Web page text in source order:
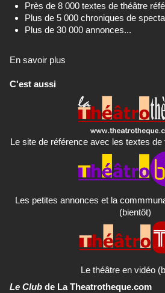
Près de 8 000 textes de théâtre
Plus de 5 000 chroniques de
Plus de 30 000 annonces...
En savoir plus
C'est aussi
Le site de référence avec les textes
Les petites annonces et la
(bientôt)
Le théâtre en vidéo
Le Club de La Theatrotheque.com